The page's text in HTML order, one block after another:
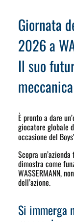
Giornata
2026 a
Il suo
meccanica
È pronto a dare
giocatore globale
occasione del
Scopra
dimostra come
WASSERMANN,
dell’azione.
Si immerga